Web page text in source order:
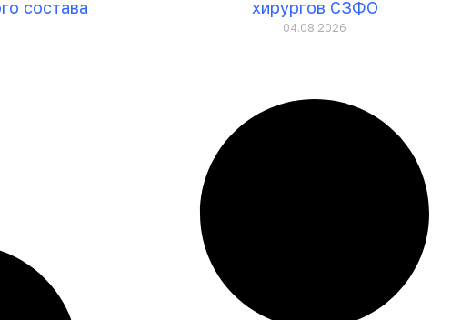
состава
хирургов СЗФО
04.08.2026